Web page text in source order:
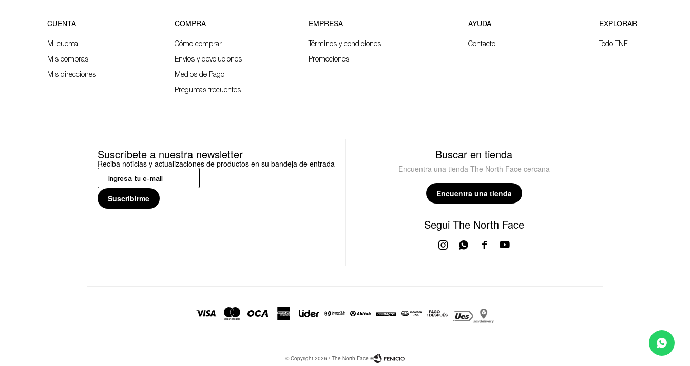
CUENTA
Mi cuenta
Mis compras
Mis direcciones
COMPRA
Cómo comprar
Envíos y devoluciones
Medios de Pago
Preguntas frecuentes
EMPRESA
Términos y condiciones
Promociones
AYUDA
Contacto
EXPLORAR
Todo TNF
Suscríbete a nuestra newsletter
Reciba noticias y actualizaciones de productos en su bandeja de entrada
Suscribirme
Buscar en tienda
Encuentra una tienda The North Face cercana
Encuentra una tienda
Segui The North Face
 
 
© Copyright 2026 / The North Face ®